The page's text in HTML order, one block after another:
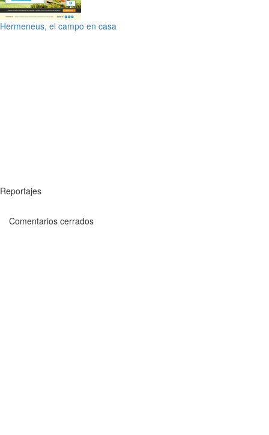
Hermeneus, el campo en casa
Reportajes
Comentarios cerrados